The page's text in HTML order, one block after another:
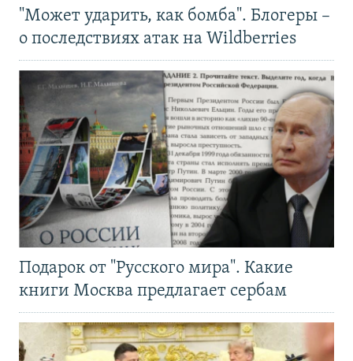
"Может ударить, как бомба". Блогеры –
о последствиях атак на Wildberries
Подарок от "Русского мира". Какие
книги Москва предлагает сербам